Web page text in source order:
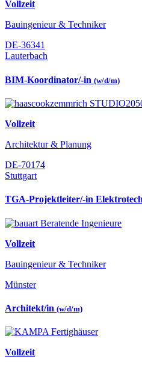
Vollzeit
Bauingenieur & Techniker
DE-36341
Lauterbach
BIM-Koordinator/-in (w/d/m)
Vollzeit
Architektur & Planung
DE-70174
Stuttgart
TGA-Projektleiter/-in
Vollzeit
Bauingenieur & Techniker
Münster
Architekt/in (w/d/m)
Vollzeit